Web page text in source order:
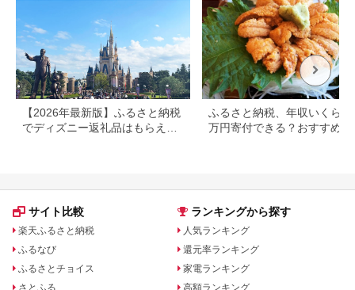
【2026年最新版】ふるさと納税
でディズニー返礼品はもらえ
ふるさと納税、年収いくらで
万円寄付できる？おすすめ返
サイト比較
楽天ふるさと納税
ふるなび
ふるさとチョイス
さとふる
ランキングから探す
人気ランキング
還元率ランキング
家電ランキング
高額ランキング